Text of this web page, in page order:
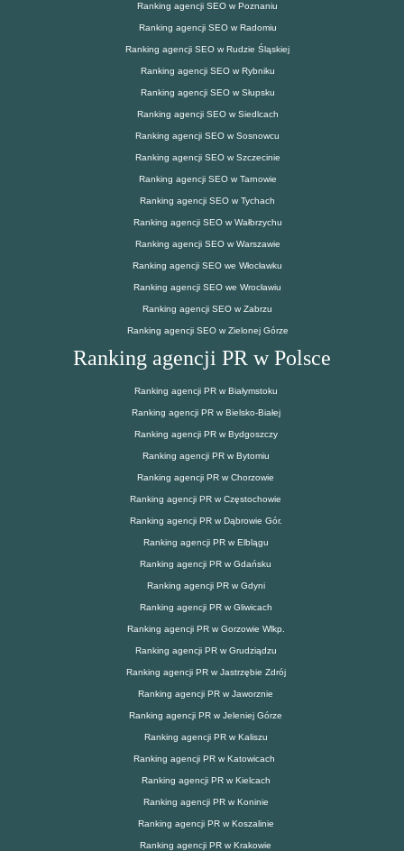
Ranking agencji SEO w Poznaniu
Ranking agencji SEO w Radomiu
Ranking agencji SEO w Rudzie Śląskiej
Ranking agencji SEO w Rybniku
Ranking agencji SEO w Słupsku
Ranking agencji SEO w Siedlcach
Ranking agencji SEO w Sosnowcu
Ranking agencji SEO w Szczecinie
Ranking agencji SEO w Tarnowie
Ranking agencji SEO w Tychach
Ranking agencji SEO w Wałbrzychu
Ranking agencji SEO w Warszawie
Ranking agencji SEO we Włocławku
Ranking agencji SEO we Wrocławiu
Ranking agencji SEO w Zabrzu
Ranking agencji SEO w Zielonej Górze
Ranking agencji PR w Polsce
Ranking agencji PR w Białymstoku
Ranking agencji PR w Bielsko-Białej
Ranking agencji PR w Bydgoszczy
Ranking agencji PR w Bytomiu
Ranking agencji PR w Chorzowie
Ranking agencji PR w Częstochowie
Ranking agencji PR w Dąbrowie Gór.
Ranking agencji PR w Elblągu
Ranking agencji PR w Gdańsku
Ranking agencji PR w Gdyni
Ranking agencji PR w Gliwicach
Ranking agencji PR w Gorzowie Wlkp.
Ranking agencji PR w Grudziądzu
Ranking agencji PR w Jastrzębie Zdrój
Ranking agencji PR w Jaworznie
Ranking agencji PR w Jeleniej Górze
Ranking agencji PR w Kaliszu
Ranking agencji PR w Katowicach
Ranking agencji PR w Kielcach
Ranking agencji PR w Koninie
Ranking agencji PR w Koszalinie
Ranking agencji PR w Krakowie